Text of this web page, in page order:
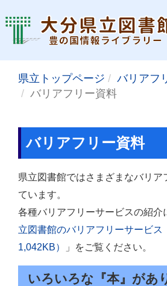
県立トップページ
バリアフ
バリアフリー資料
バリアフリー資料
県立図書館ではさまざまなバリア
ています。
各種バリアフリーサービスの紹介
立図書館のバリアフリーサービス
1,042KB）
」をご覧ください。
いろいろな『本』があ